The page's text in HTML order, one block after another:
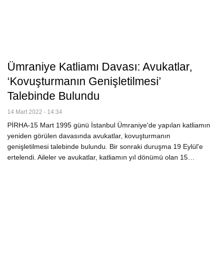
Ümraniye Katliamı Davası: Avukatlar,
‘kovuşturmanın Genişletilmesi’
Talebinde Bulundu
14 Mart 2022 - 14:34
PİRHA-15 Mart 1995 günü İstanbul Ümraniye'de yapılan katliamın
yeniden görülen davasında avukatlar, kovuşturmanın
genişletilmesi talebinde bulundu. Bir sonraki duruşma 19 Eylül'e
ertelendi. Aileler ve avukatlar, katliamın yıl dönümü olan 15…